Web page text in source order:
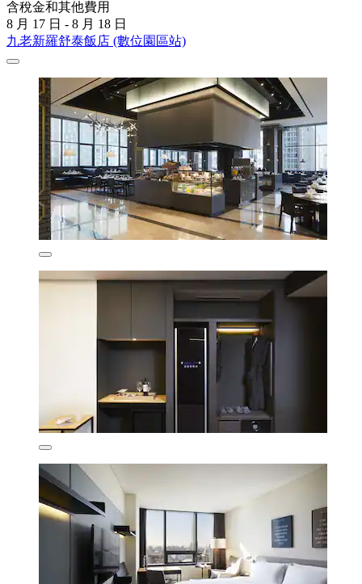
含稅金和其他費用
8 月 17 日 - 8 月 18 日
九老新羅舒泰飯店 (數位園區站)